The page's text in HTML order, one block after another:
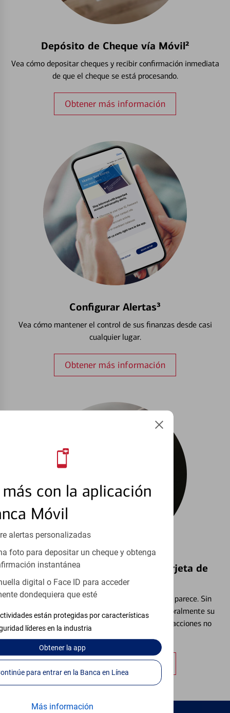
con la aplicación
Móvil
alertas personalizadas
foto para depositar un cheque y obtenga
instantánea
digital o Face ID para acceder
dondequiera que esté
están protegidas por características
líderes en la industria
Obtenerla app
Continúe para entrar en la Banca en Línea
Más información
Depósito de Cheque vía Móvil²
Vea cómo depositar cheques y recibir confirmación inmediata
de que el cheque se está procesando.
Obtener más información
Configurar Alertas³
Vea cómo mantener el control de sus finanzas desde casi
cualquier lugar.
Obtener más información
Bloquear y Desbloquear una Tarjeta de
Débito⁴
Extraviar una tarjeta es más común de lo que parece. Sin
embargo, puede bloquear y desbloquear temporalmente su
tarjeta de débito para ayudar a prevenir transacciones no
Obtener más información